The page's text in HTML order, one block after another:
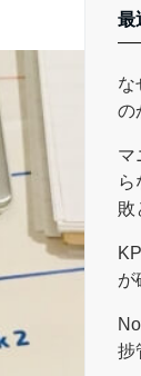
最
な
の
マ
ら
敗
が
捗